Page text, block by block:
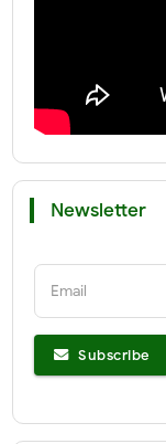
Newsletter
Email
Subscribe